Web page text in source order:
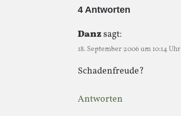
4 Antworten
Danzsagt:
18. September 2006 um 10:14 Uhr
Schadenfreude?
Antworten